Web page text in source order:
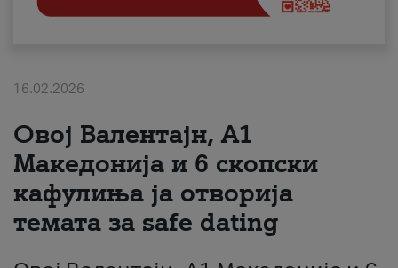
Плати сметка
#ПодобарОнлајн
16.02.2026
Овој Валентајн, A1
Македонија и 6 скопски
кафулиња ја отворија
темата за safe dating